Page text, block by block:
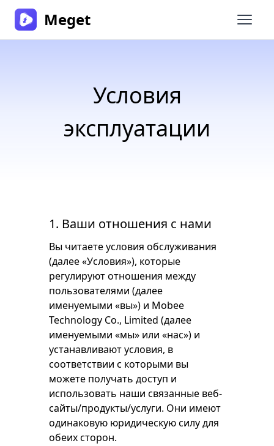
Meget
Условия
эксплуатации
1. Ваши отношения с нами
Вы читаете условия обслуживания
(далее «Условия»), которые
регулируют отношения между
пользователями (далее
именуемыми «вы») и Mobee
Technology Co., Limited (далее
именуемыми «мы» или «нас») и
устанавливают условия, в
соответствии с которыми вы
можете получать доступ и
использовать наши связанные веб-
сайты/продукты/услуги. Они имеют
одинаковую юридическую силу для
обеих сторон.